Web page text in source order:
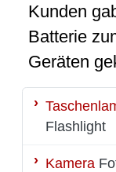
Kunden
Batterie
Geräten
Flashlight
Kamera